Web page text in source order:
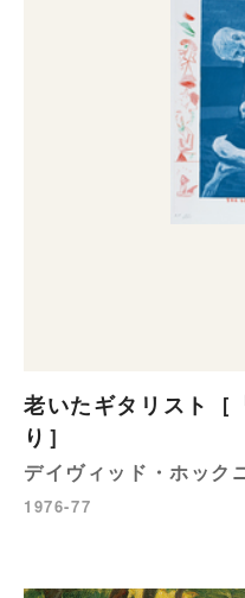
老いたギタリスト［
り］
デイヴィッド・ホック
1976-77